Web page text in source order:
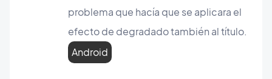
problema que hacía que se aplicara el
efecto de degradado también al título.
Android